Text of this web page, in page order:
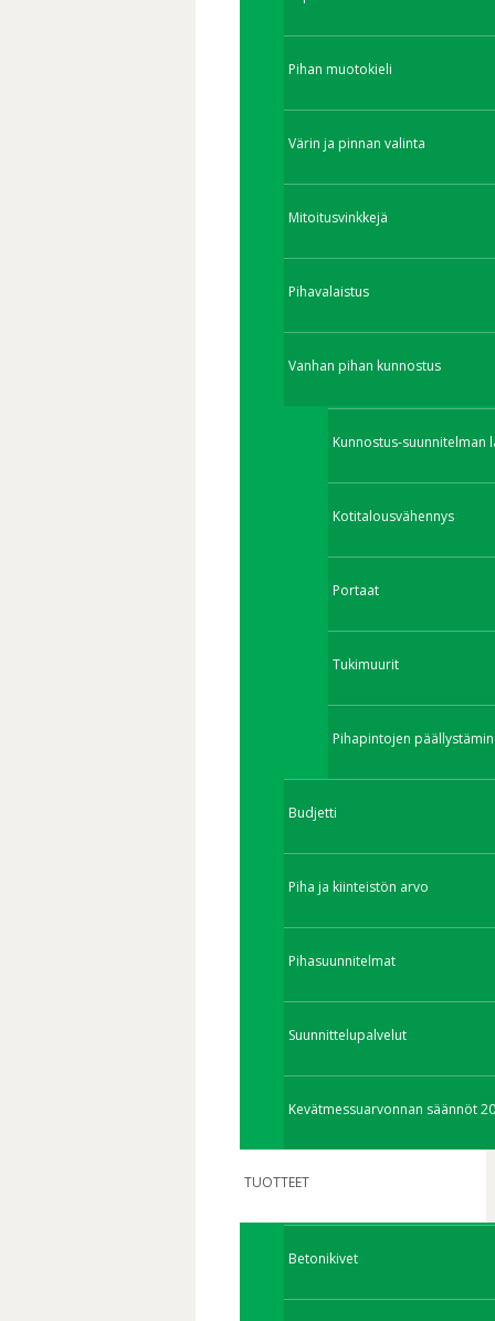
Pihan muotokieli
Värin ja pinnan valinta
Mitoitusvinkkejä
Pihavalaistus
Vanhan pihan kunnostus
Kunnostus-suunnitelman
Kotitalousvähennys
Portaat
Tukimuurit
Pihapintojen
Budjetti
Piha ja kiinteistön arvo
Pihasuunnitelmat
Suunnittelupalvelut
Kevätmessuarvonnan säännöt
TUOTTEET
Betonikivet